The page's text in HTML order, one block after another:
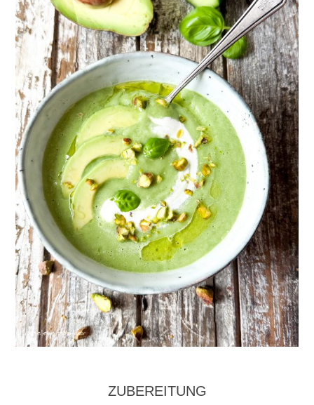
ZUBEREITUNG